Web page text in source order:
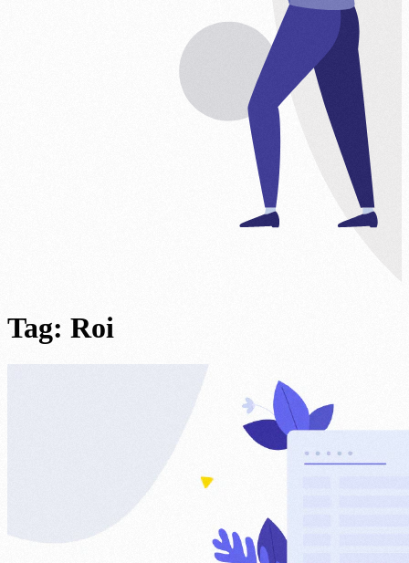
Tag: Roi